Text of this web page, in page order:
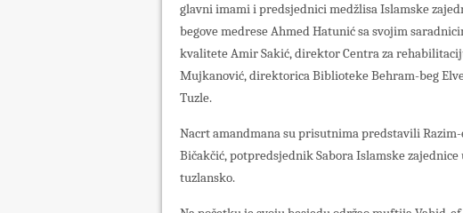
glavni imami i predsjednici medžlisa Islamske
begove medrese Ahmed Hatunić sa svojim
kvalitete Amir Sakić, direktor Centra za
Mujkanović, direktorica Biblioteke Behram-beg
Tuzle.
Nacrt amandmana su prisutnima predstavili
Bičakčić, potpredsjednik Sabora Islamske
tuzlansko.